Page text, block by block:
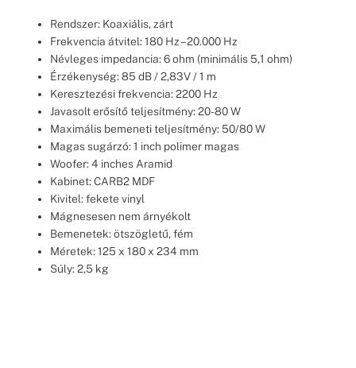
Rendszer: Koaxiális, zárt
Frekvencia átvitel: 180 Hz – 20.000 Hz
Névleges impedancia: 6 ohm (minimális 5,1 ohm)
Érzékenység: 85 dB / 2,83V / 1 m
Keresztezési frekvencia: 2200 Hz
Javasolt erősítő teljesítmény: 20-80 W
Maximális bemeneti teljesítmény: 50/80 W
Magas sugárzó: 1 inch polimer magas
Woofer: 4 inches Aramid
Kabinet: CARB2 MDF
Kivitel: fekete vinyl
Mágnesesen nem árnyékolt
Bemenetek: ötszögletű, fém
Méretek: 125 x 180 x 234 mm
Súly: 2,5 kg